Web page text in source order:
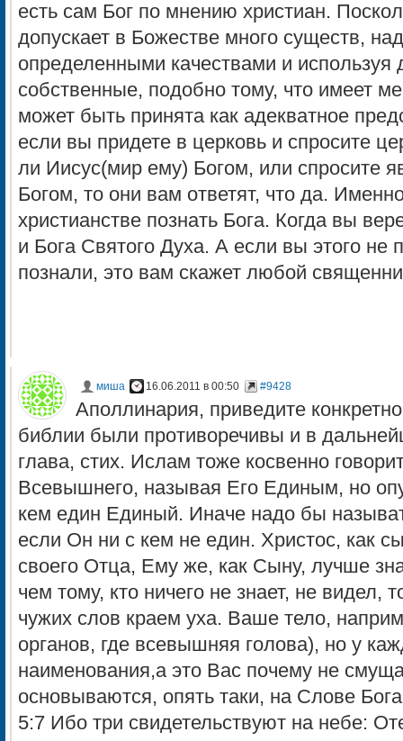
есть сам Бог по мнению христиан.
допускает в Божестве много существ,
определенными качествами и используя
собственные, подобно тому, что имеет
может быть принята как адекватное
если вы придете в церковь и спросите
ли Иисус(мир ему) Богом, или спросите
Богом, то они вам ответят, что да.
христианстве познать Бога. Когда вы
и Бога Святого Духа. А если вы этого не
познали, это вам скажет любой
миша 16.06.2011 в 00:50 #9428
Аполлинария, приведите
библии были противоречивы и в
глава, стих. Ислам тоже косвенно
Всевышнего, называя Его Единым, но
кем един Единый. Иначе надо бы
если Он ни с кем не един. Христос, как
своего Отца, Ему же, как Сыну, лучше
чем тому, кто ничего не знает, не видел,
чужих слов краем уха. Ваше тело,
органов, где всевышняя голова), но у
наименования,а это Вас почему не
основываются, опять таки, на Слове
5:7 Ибо три свидетельствуют на небе: